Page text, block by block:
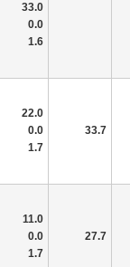
33.0
0.0
1.6
22.0
0.0
1.7
33.7
11.0
0.0
1.7
27.7